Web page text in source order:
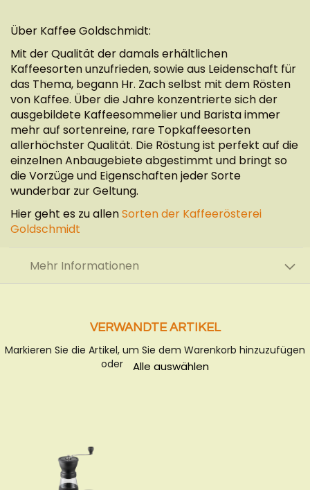
Über Kaffee Goldschmidt:
Mit der Qualität der damals erhältlichen
Kaffeesorten unzufrieden, sowie aus Leidenschaft für
das Thema, begann Hr. Zach selbst mit dem Rösten
von Kaffee. Über die Jahre konzentrierte sich der
ausgebildete Kaffeesommelier und Barista immer
mehr auf sortenreine, rare Topkaffeesorten
allerhöchster Qualität. Die Röstung ist perfekt auf die
einzelnen Anbaugebiete abgestimmt und bringt so
die Vorzüge und Eigenschaften jeder Sorte
wunderbar zur Geltung.
Hier geht es zu allenSorten der Kaffeerösterei
Goldschmidt
Mehr Informationen
VERWANDTE ARTIKEL
Markieren Sie die Artikel, um Sie dem Warenkorb hinzuzufügen
oder
Alle auswählen